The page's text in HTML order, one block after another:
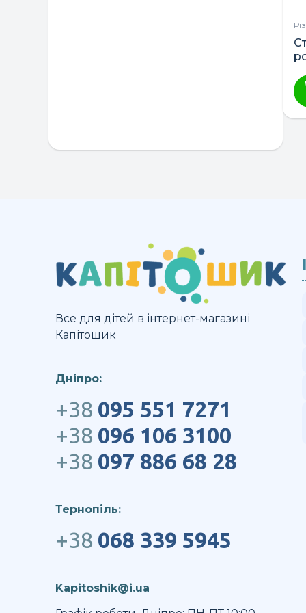
Все для дітей в інтернет-магазині
Капітошик
Дніпро:
+38 095 551 7271
+38 096 106 3100
+38 097 886 68 28
Тернопіль:
+38 068 339 5945
Kapitoshik@i.ua